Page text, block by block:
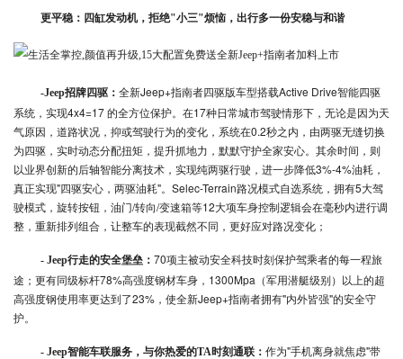
更平稳：四缸发动机，拒绝"小三"烦恼，出行多一份安稳与和谐
-Jeep招牌四驱： 全新Jeep+指南者四驱版车型搭载Active Drive智能四驱
系统，实现4x4=17 的全方位保护。在17种日常城市驾驶情形下，无论是因为天
气原因，道路状况，抑或驾驶行为的变化，系统在0.2秒之内，由两驱无缝切换
为四驱，实时动态分配扭矩，提升抓地力，默默守护全家安心。其余时间，则
以业界创新的后轴智能分离技术，实现纯两驱行驶，进一步降低3%-4%油耗，
真正实现"四驱安心，两驱油耗"。Selec-Terrain路况模式自选系统，拥有5大驾
驶模式，旋转按钮，油门/转向/变速箱等12大项车身控制逻辑会在毫秒内进行调
整，重新排列组合，让整车的表现截然不同，更好应对路况变化；
- Jeep行走的安全堡垒： 70项主被动安全科技时刻保护驾乘者的每一程旅
途；更有同级标杆78%高强度钢材车身，1300Mpa（军用潜艇级别）以上的超
高强度钢使用率更达到了23%，使全新Jeep+指南者拥有"内外皆强"的安全守
护。
- Jeep智能车联服务，与你热爱的TA时刻通联： 作为"手机离身就焦虑"带